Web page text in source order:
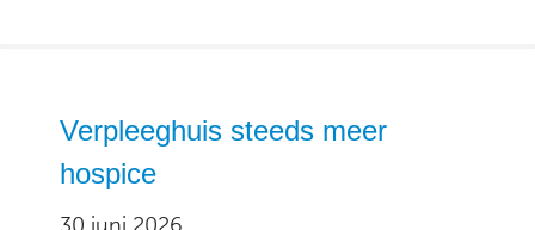
Verpleeghuis steeds meer
hospice